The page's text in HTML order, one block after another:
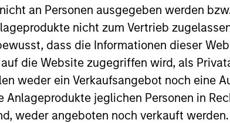
an Personen ausgegeben werden
nicht zum Vertrieb
dass die Informationen dieser
die Website zugegriffen wird, als
weder ein Verkaufsangebot noch eine
Anlageprodukte jeglichen Personen in
weder angeboten noch verkauft
Market Outlook:
in 2026
key trends are shaping the commodity
outlook for commodities.